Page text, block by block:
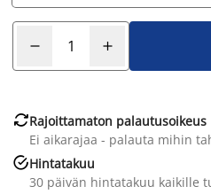
Rajoittamaton palautusoikeus
Ei aikarajaa - palauta mihin
Hintatakuu
30 päivän hintatakuu kaikille